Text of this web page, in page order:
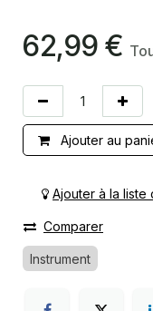
62,99 €
Ajouter au
Ajouter à la liste
Comparer
Instrument